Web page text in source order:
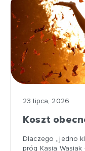
23 lipca, 2026
Koszt
Dlaczego „jedno
próg Kasia Wasiak